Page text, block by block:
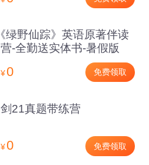
《绿野仙踪》英语原著伴读
营-全勤送实体书-暑假版
¥0 免费领取
剑21真题带练营
¥0 免费领取